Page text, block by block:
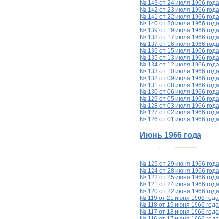
№ 143 от 24 июля 1966 года
№ 142 от 23 июля 1966 года
№ 141 от 22 июля 1966 года
№ 140 от 20 июля 1966 года
№ 139 от 19 июля 1966 года
№ 138 от 17 июля 1966 года
№ 137 от 16 июля 1966 года
№ 136 от 15 июля 1966 года
№ 135 от 13 июля 1966 года
№ 134 от 12 июля 1966 года
№ 133 от 10 июля 1966 года
№ 132 от 09 июля 1966 года
№ 131 от 08 июля 1966 года
№ 130 от 06 июля 1966 года
№ 129 от 05 июля 1966 года
№ 128 от 03 июля 1966 года
№ 127 от 02 июля 1966 года
№ 126 от 01 июля 1966 года
Июнь 1966 года
№ 125 от 29 июня 1966 года
№ 124 от 28 июня 1966 года
№ 122 от 25 июня 1966 года
№ 121 от 24 июня 1966 года
№ 120 от 22 июня 1966 года
№ 119 от 21 июня 1966 года
№ 118 от 19 июня 1966 года
№ 117 от 18 июня 1966 года